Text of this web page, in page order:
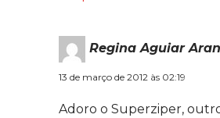
Regina Aguiar
13 de março de 2012 às 02:19
Adoro o Superziper,